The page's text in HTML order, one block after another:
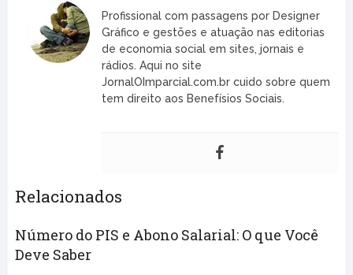
Profissional com passagens por Designer
Gráfico e gestões e atuação nas editorias
de economia social em sites, jornais e
rádios. Aqui no site
JornalOImparcial.com.br cuido sobre quem
tem direito aos Benefísios Sociais.
Relacionados
Número do PIS e Abono Salarial: O que Você
Deve Saber